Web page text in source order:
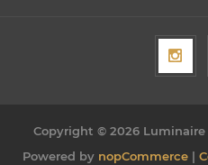
Copyright © 2026 Luminaire
Powered by nopCommerce|